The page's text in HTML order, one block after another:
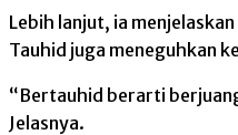
Lebih lanjut, ia
Tauhid juga meneguhkan
“Bertauhid berarti
Jelasnya.